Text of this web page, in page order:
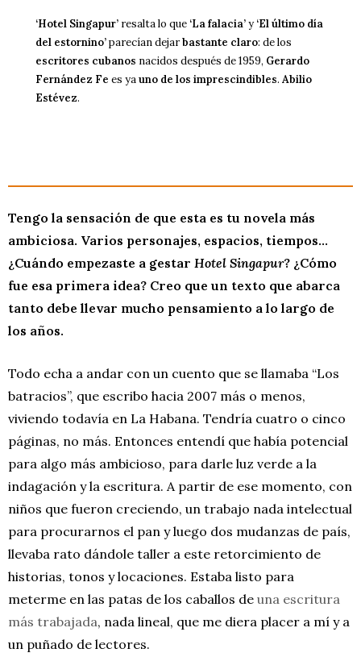
‘Hotel Singapur’ resalta lo que ‘La falacia’y‘El último día
del estornino’parecían dejarbastante claro: de los
escritores cubanos nacidos después de 1959, Gerardo
Fernández Fe es yauno de los imprescindibles.Abilio
Estévez.
Tengo la sensación de que esta es tu novela más
ambiciosa. Varios personajes, espacios, tiempos…
¿Cuándo empezaste a gestar Hotel Singapur? ¿Cómo
fue esa primera idea? Creo que un texto que abarca
tanto debe llevar mucho pensamiento a lo largo de
los años.
Todo echa a andar con un cuento que se llamaba “Los
batracios”, que escribo hacia 2007 más o menos,
viviendo todavía en La Habana. Tendría cuatro o cinco
páginas, no más. Entonces entendí que había potencial
para algo más ambicioso, para darle luz verde a la
indagación y la escritura. A partir de ese momento, con
niños que fueron creciendo, un trabajo nada intelectual
para procurarnos el pan y luego dos mudanzas de país,
llevaba rato dándole taller a este retorcimiento de
historias, tonos y locaciones. Estaba listo para
meterme en las patas de los caballos de una escritura
más trabajada, nada lineal, que me diera placer a mí y a
un puñado de lectores.